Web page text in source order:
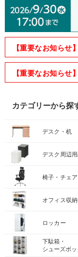
【重要なお知らせ
【重要なお知らせ
カテゴリーから探
デスク・机
デスク周辺
椅子・チェア
オフィス収
ロッカー
下駄箱・
シューズボッ